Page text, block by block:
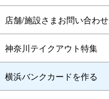
店舗/施設さまお問い合わせ
神奈川テイクアウト特集
横浜バンクカードを作る